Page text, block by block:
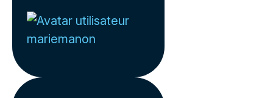
mariemanon